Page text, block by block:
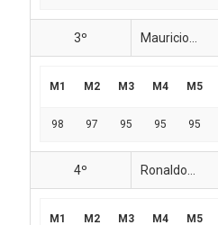
3º Mauricio...
M1 M2 M3 M4 M5
98 97 95 95 95
4º Ronaldo...
M1 M2 M3 M4 M5